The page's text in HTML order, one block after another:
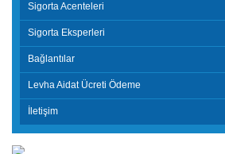
Sigorta Acenteleri
Sigorta Eksperleri
Bağlantılar
Levha Aidat Ücreti Ödeme
İletişim